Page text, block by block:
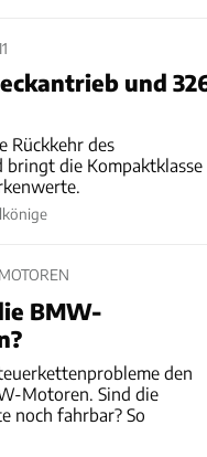
und
Rückkehr des
bringt die Kompaktklasse
BMW-
den
Motoren. Sind die
noch fahrbar? So